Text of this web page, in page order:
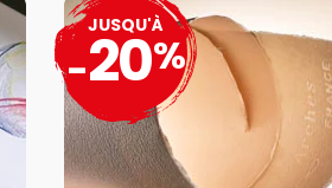
JUSQU'À
-20%